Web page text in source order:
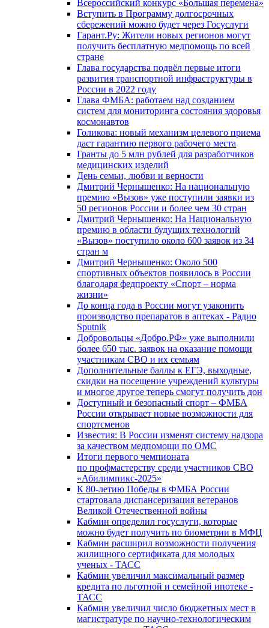
Всероссийский конкурс «Большая перемена»
Вступить в Программу долгосрочных
сбережений можно будет через Госуслуги
Гарант.Ру: Жители новых регионов могут
получить бесплатную медпомощь по всей
стране
Глава государства подвёл первые итоги
развития транспортной инфраструктуры в
России в 2022 году
Глава ФМБА: работаем над созданием
систем для мониторинга состояния здоровья
космонавтов
Голикова: новый механизм целевого приема
даст гарантию первого рабочего места
Гранты до 5 млн рублей для разработчиков
медицинских изделий
День семьи, любви и верности
Дмитрий Чернышенко: На национальную
премию «Вызов» уже поступили заявки из
50 регионов России и более чем 30 стран
Дмитрий Чернышенко: На Национальную
премию в области будущих технологий
«Вызов» поступило около 600 заявок из 34
стран м
Дмитрий Чернышенко: Около 500
спортивных объектов появилось в России
благодаря федпроекту «Спорт – норма
жизни»
До конца года в России могут узаконить
производство препаратов в аптеках - Радио
Sputnik
Добровольцы «Добро.РФ» уже выполнили
более 650 тыс. заявок на оказание помощи
участникам СВО и их семьям
Дополнительные баллы к ЕГЭ, выходные,
скидки на посещение учреждений культуры
и многое другое теперь смогут получить дон
Доступный и безопасный спорт – ФМБА
России открывает новые возможности для
спортсменов
Известия: В России изменят систему надзора
за качеством медпомощи по ОМС
Итоги первого чемпионата
по профмастерству среди участников СВО
«Абилимпикс-2025»
К 80-летию Победы в ФМБА России
стартовала диспансеризация ветеранов
Великой Отечественной войны
Кабмин определил госуслуги, которые
можно будет получить по биометрии в МФЦ
Кабмин расширил возможности получения
жилищного сертификата для молодых
ученых - ТАСС
Кабмин увеличил максимальный размер
кредита по льготной и семейной ипотеке -
ТАСС
Кабмин увеличил число бюджетных мест в
магистратуре по научно-технологическим